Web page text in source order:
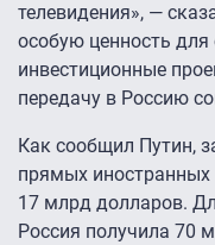
телевидения», —
особую ценность
инвестиционные
передачу в Россию
Как сообщил Путин,
прямых иностранных
17 млрд долларов.
Россия получила 70